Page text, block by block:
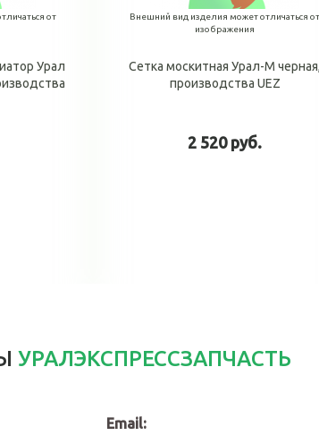
от
Урал
Внешний вид изделия может отличаться от
изображения
Сетка москитная Урал-М черная,
производства UEZ
2 520 руб.
УРАЛЭКСПРЕССЗАПЧАСТЬ
Email: